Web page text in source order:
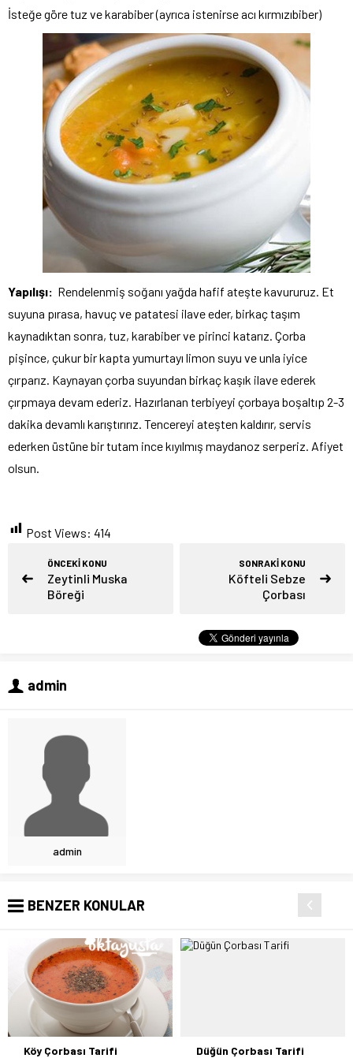
İsteğe göre tuz ve karabiber (ayrıca istenirse acı kırmızıbiber)
Yapılışı: Rendelenmiş soğanı yağda hafif ateşte kavururuz. Et
suyuna pırasa, havuç ve patatesi ilave eder, birkaç taşım
kaynadıktan sonra, tuz, karabiber ve pirinci katarız. Çorba
pişince, çukur bir kapta yumurtayı limon suyu ve unla iyice
çırparız. Kaynayan çorba suyundan birkaç kaşık ilave ederek
çırpmaya devam ederiz. Hazırlanan terbiyeyi çorbaya boşaltıp 2-3
dakika devamlı karıştırırız. Tencereyi ateşten kaldırır, servis
ederken üstüne bir tutam ince kıyılmış maydanoz serperiz. Afiyet
olsun.
Post Views: 414
ÖNCEKİ KONU
Zeytinli Muska
Böreği
SONRAKİ KONU
Köfteli Sebze
Çorbası
admin
admin
BENZER KONULAR
Köy Çorbası Tarifi Düğün Çorbası Tarifi